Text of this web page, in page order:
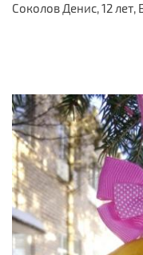
Соколов Денис, 12 лет,